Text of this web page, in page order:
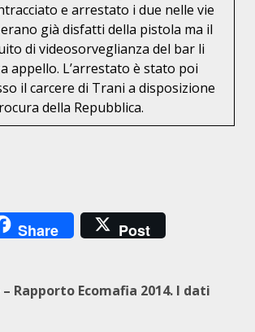
e arrestato i due nelle vie
già disfatti della pistola ma il
di videosorveglianza del bar li
appello. L’arrestato è stato poi
il carcere di Trani a disposizione
della Repubblica.
Share Post
Rapporto Ecomafia 2014. I dati